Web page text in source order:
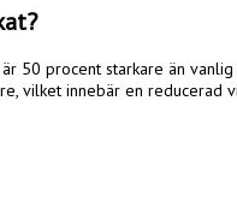
50 procent starkare än vanlig
vilket innebär en reducerad